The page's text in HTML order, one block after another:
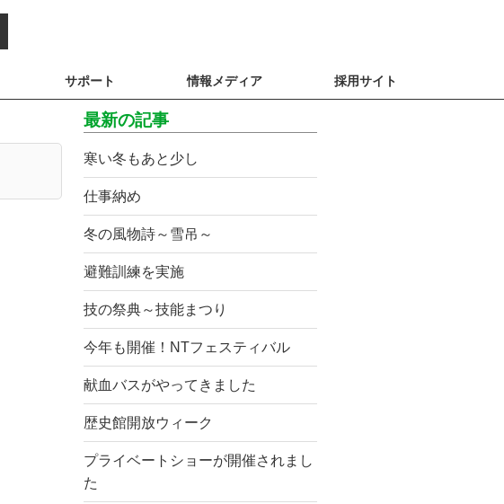
サポート 情報メディア 採用サイト
最新の記事
寒い冬もあと少し
仕事納め
冬の風物詩～雪吊～
避難訓練を実施
技の祭典～技能まつり
今年も開催！NTフェスティバル
献血バスがやってきました
歴史館開放ウィーク
プライベートショーが開催されまし
た